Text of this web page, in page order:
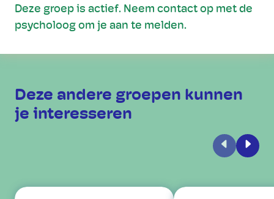
Deze groep is actief. Neem contact op met de
psycholoog om je aan te melden.
Deze andere groepen kunnen
je interesseren
Vorige